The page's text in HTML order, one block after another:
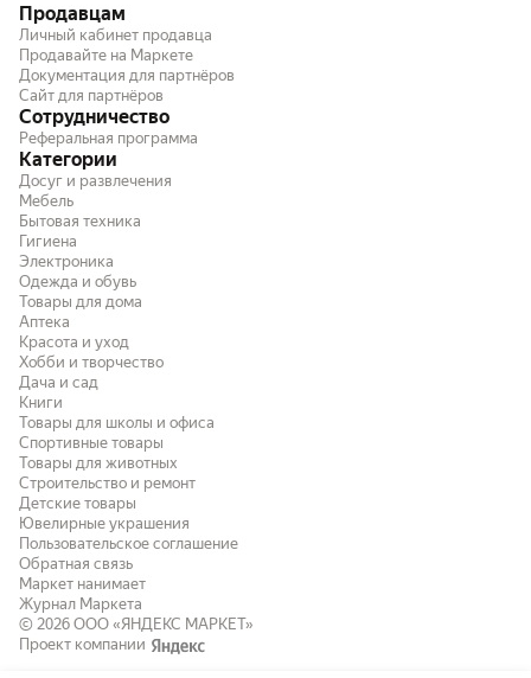
Продавцам
Личный кабинет продавца
Продавайте на Маркете
Документация для партнёров
Сайт для партнёров
Сотрудничество
Реферальная программа
Категории
Досуг и развлечения
Мебель
Бытовая техника
Гигиена
Электроника
Одежда и обувь
Товары для дома
Аптека
Красота и уход
Хобби и творчество
Дача и сад
Книги
Товары для школы и офиса
Спортивные товары
Товары для животных
Строительство и ремонт
Детские товары
Ювелирные украшения
Пользовательское соглашение
Обратная связь
Маркет нанимает
Журнал Маркета
© 2026 ООО «ЯНДЕКС МАРКЕТ»
Проект компании